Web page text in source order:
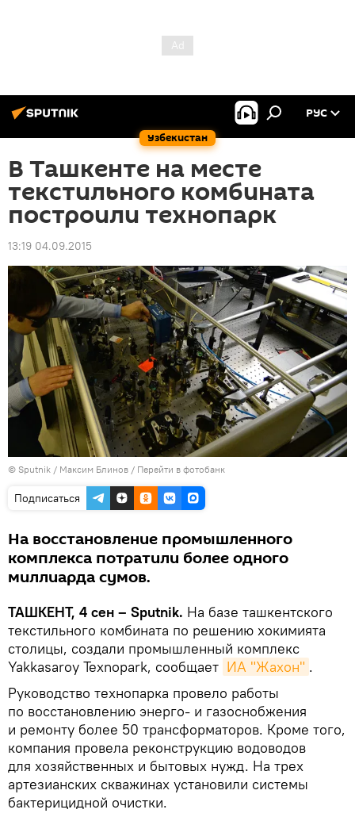
Узбекистан
РУС
В Ташкенте на месте
текстильного комбината
построили технопарк
13:19 04.09.2015
© Sputnik / Максим Блинов / Перейти в фотобанк
Подписаться
На восстановление промышленного
комплекса потратили более одного
миллиарда сумов.
ТАШКЕНТ, 4 сен – Sputnik. На базе ташкентского
текстильного комбината по решению хокимията
столицы, создали промышленный комплекс
Yakkasaroy Texnopark, сообщает ИА "Жахон" .
Руководство технопарка провело работы
по восстановлению энерго- и газоснобжения
и ремонту более 50 трансформаторов. Кроме того,
компания провела реконструкцию водоводов
для хозяйственных и бытовых нужд. На трех
артезианских скважинах установили системы
бактерицидной очистки.